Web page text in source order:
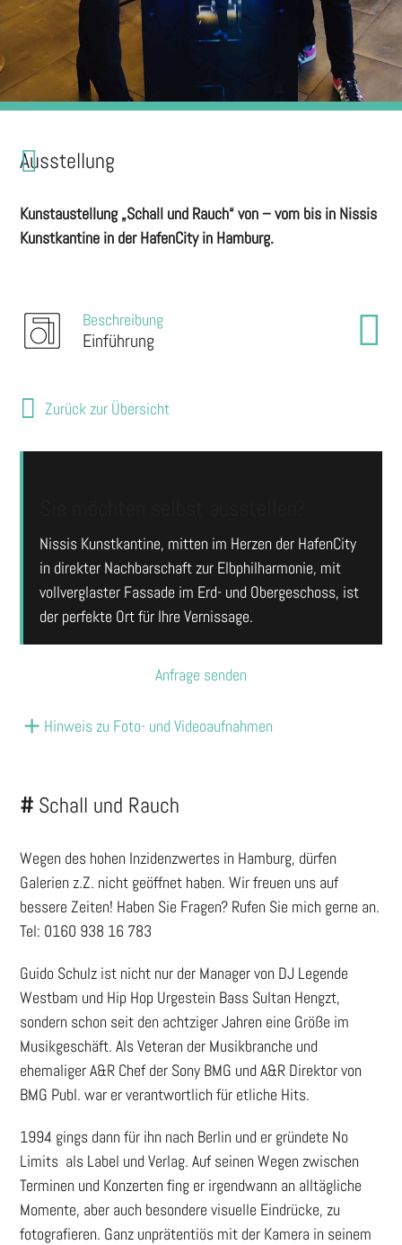
Ausstellung
Kunstaustellung „Schall und Rauch“ von – vom bis in Nissis
Kunstkantine in der HafenCity in Hamburg.
Beschreibung
Einführung
Zurück zur Übersicht
Nissis Kunstkantine, mitten im Herzen der HafenCity
in direkter Nachbarschaft zur Elbphilharmonie, mit
vollverglaster Fassade im Erd- und Obergeschoss, ist
der perfekte Ort für Ihre Vernissage.
Anfrage senden
Hinweis zu Foto- und Videoaufnahmen
# Schall und Rauch
Wegen des hohen Inzidenzwertes in Hamburg, dürfen
Galerien z.Z. nicht geöffnet haben. Wir freuen uns auf
bessere Zeiten! Haben Sie Fragen? Rufen Sie mich gerne an.
Tel: 0160 938 16 783
Guido Schulz ist nicht nur der Manager von DJ Legende
Westbam und Hip Hop Urgestein Bass Sultan Hengzt,
sondern schon seit den achtziger Jahren eine Größe im
Musikgeschäft. Als Veteran der Musikbranche und
ehemaliger A&R Chef der Sony BMG und A&R Direktor von
BMG Publ. war er verantwortlich für etliche Hits.
1994 gings dann für ihn nach Berlin und er gründete No
Limits als Label und Verlag. Auf seinen Wegen zwischen
Terminen und Konzerten fing er irgendwann an alltägliche
Momente, aber auch besondere visuelle Eindrücke, zu
fotografieren. Ganz unprätentiös mit der Kamera in seinem